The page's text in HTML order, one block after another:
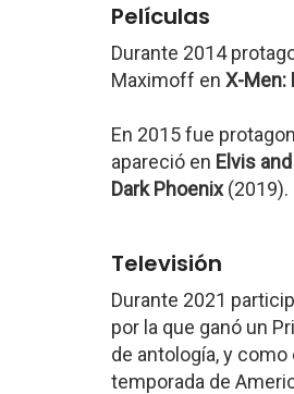
Películas
Durante 2014
Maximoff en X-Men:
En 2015 fue
apareció en Elvis
Dark Phoenix(2019).
Televisión
Durante 2021
por la que ganó un
de antología, y
temporada de